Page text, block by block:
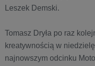
Leszek Demski.
Tomasz Dryła po raz
kreatywnością w
najnowszym odcinku